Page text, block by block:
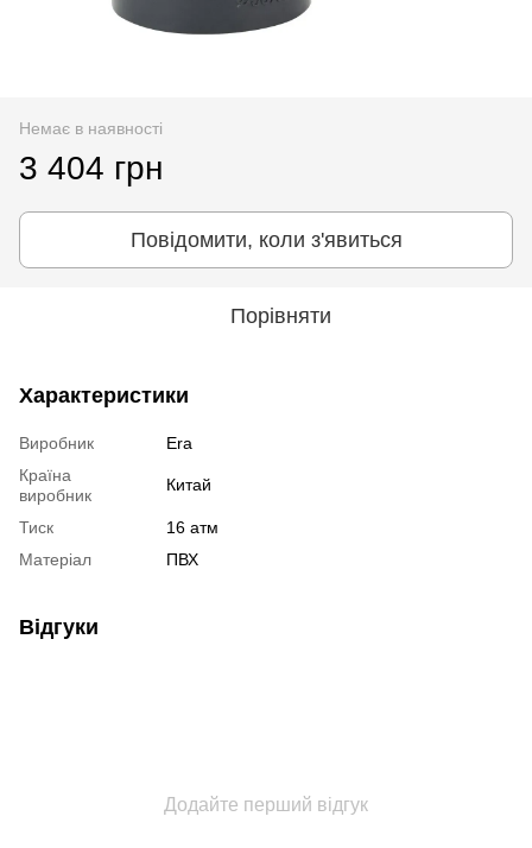
Немає в наявності
3 404 грн
Повідомити, коли з'явиться
Порівняти
Характеристики
Виробник
Era
Країна
виробник
Китай
Тиск
16 атм
Матеріал
ПВХ
Відгуки
Додайте перший відгук